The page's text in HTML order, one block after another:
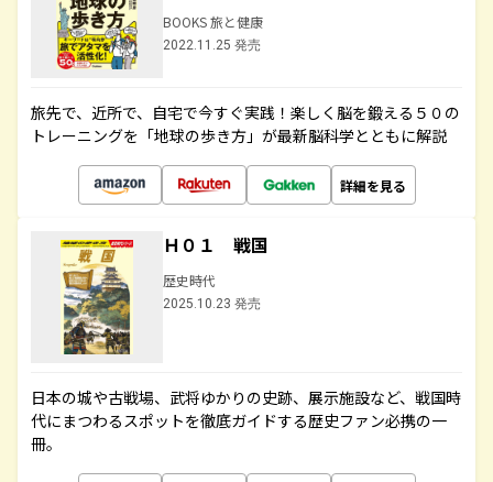
BOOKS 旅と健康
2022.11.25 発売
旅先で、近所で、自宅で今すぐ実践！楽しく脳を鍛える５０の
トレーニングを「地球の歩き方」が最新脳科学とともに解説
詳細を見る
Ｈ０１ 戦国
歴史時代
2025.10.23 発売
日本の城や古戦場、武将ゆかりの史跡、展示施設など、戦国時
代にまつわるスポットを徹底ガイドする歴史ファン必携の一
冊。